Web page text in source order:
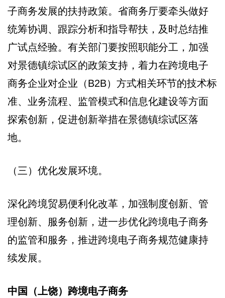
子商务发展的扶持政策。省商务厅要牵头做好
统筹协调、跟踪分析和指导帮扶，及时总结推
广试点经验。有关部门要按照职能分工，加强
对景德镇综试区的政策支持，着力在跨境电子
商务企业对企业（B2B）方式相关环节的技术标
准、业务流程、监管模式和信息化建设等方面
探索创新，促进创新举措在景德镇综试区落
地。
（三）优化发展环境。
深化跨境贸易便利化改革，加强制度创新、管
理创新、服务创新，进一步优化跨境电子商务
的监管和服务，推进跨境电子商务规范健康持
续发展。
中国（上饶）跨境电子商务